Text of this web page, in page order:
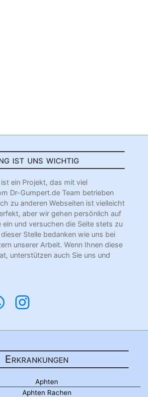
ist uns wichtig
ein Projekt, das mit viel
Dr-Gumpert.de Team betrieben
zu anderen Webseiten ist vielleicht
aber wir gehen persönlich auf
ein und versuchen die Seite stets zu
Stelle bedanken wie uns bei
unserer Arbeit. Wenn Ihnen diese
unterstützen auch Sie uns und
Erkrankungen
Aphten
Aphten Rachen